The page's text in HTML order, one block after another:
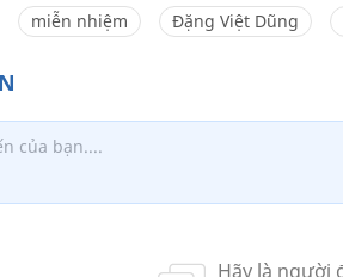
miễn nhiệm Đặng Việt Dũng